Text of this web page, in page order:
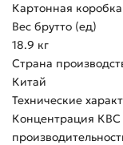
Картонная коробка
Вес брутто (ед)
18.9 кг
Страна
Китай
Технические
Концентрация КВС